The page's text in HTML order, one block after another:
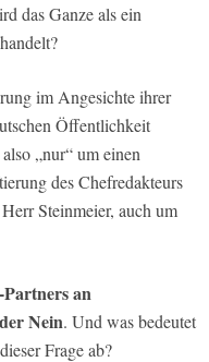
das Ganze als ein
im Angesichte ihrer
Öffentlichkeit
„nur“ um einen
des Chefredakteurs
Steinmeier, auch um
an
Nein. Und was bedeutet
Frage ab?